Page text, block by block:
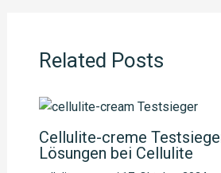
Related Posts
Cellulite-creme
Lösungen bei Cellulite